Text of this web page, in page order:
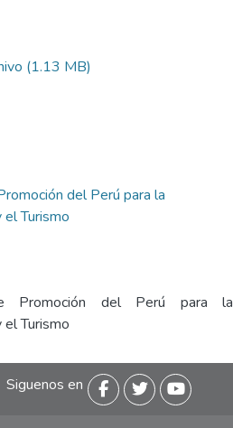
(1.13 MB)
del Perú para la
Turismo
Promoción del Perú para la
Turismo
Siguenos en